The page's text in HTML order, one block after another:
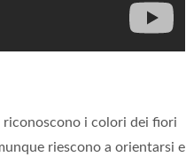
riconoscono i colori dei fiori
riescono a orientarsi e